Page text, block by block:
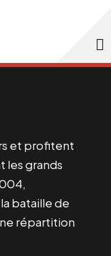
et profitent
les grands
bataille de
répartition